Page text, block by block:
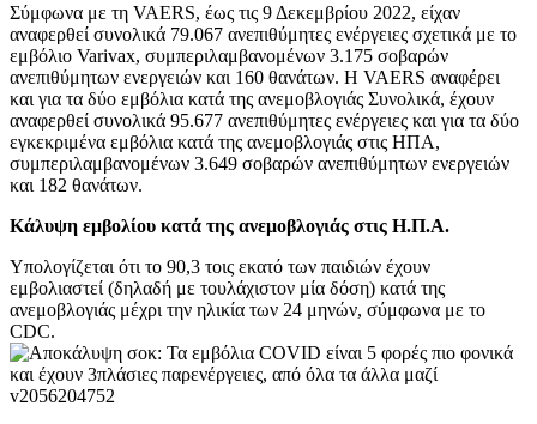
Σύμφωνα με τη VAERS, έως τις 9 Δεκεμβρίου 2022, είχαν
αναφερθεί συνολικά 79.067 ανεπιθύμητες ενέργειες σχετικά με το
εμβόλιο Varivax, συμπεριλαμβανομένων 3.175 σοβαρών
ανεπιθύμητων ενεργειών και 160 θανάτων. Η VAERS αναφέρει
και για τα δύο εμβόλια κατά της ανεμοβλογιάς Συνολικά, έχουν
αναφερθεί συνολικά 95.677 ανεπιθύμητες ενέργειες και για τα δύο
εγκεκριμένα εμβόλια κατά της ανεμοβλογιάς στις ΗΠΑ,
συμπεριλαμβανομένων 3.649 σοβαρών ανεπιθύμητων ενεργειών
και 182 θανάτων.
Κάλυψη εμβολίου κατά της ανεμοβλογιάς στις Η.Π.Α.
Υπολογίζεται ότι το 90,3 τοις εκατό των παιδιών έχουν
εμβολιαστεί (δηλαδή με τουλάχιστον μία δόση) κατά της
ανεμοβλογιάς μέχρι την ηλικία των 24 μηνών, σύμφωνα με το
CDC.